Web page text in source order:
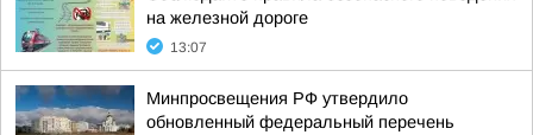
на железной дороге
13:07
Минпросвещения РФ утвердило
обновленный федеральный перечень